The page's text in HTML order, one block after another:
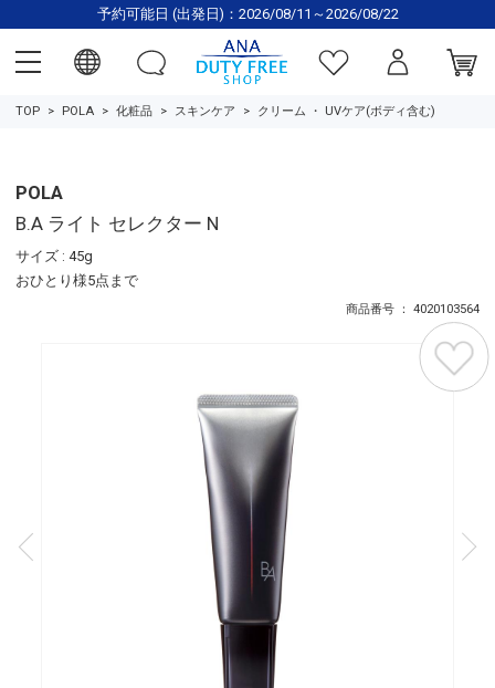
予約可能日 (出発日)：2026/08/11～2026/08/22
TOP POLA 化粧品 スキンケア クリーム ・ UVケア(ボディ含む)
POLA
B.A ライト セレクター N
サイズ : 45g
おひとり様5点まで
商品番号 ： 4020103564